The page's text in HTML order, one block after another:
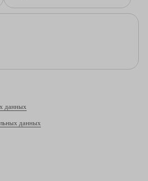
данных
данных